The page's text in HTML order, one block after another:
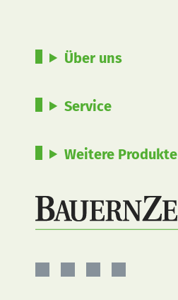
Über uns
Service
Weitere Produkte